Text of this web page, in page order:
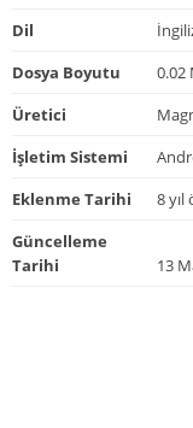
Dil
Dosya Boyutu
0.02
Üretici
İşletim Sistemi
Eklenme Tarihi
8 yıl
Güncelleme
Tarihi
13